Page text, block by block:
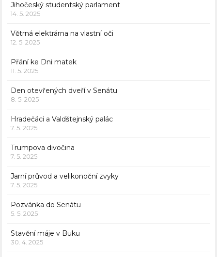
Jihočeský studentský parlament
14. 5. 2025
Větrná elektrárna na vlastní oči
12. 5. 2025
Přání ke Dni matek
11. 5. 2025
Den otevřených dveří v Senátu
8. 5. 2025
Hradečáci a Valdštejnský palác
7. 5. 2025
Trumpova divočina
7. 5. 2025
Jarní průvod a velikonoční zvyky
7. 5. 2025
Pozvánka do Senátu
5. 5. 2025
Stavění máje v Buku
30. 4. 2025